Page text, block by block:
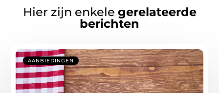
Hier zijn enkele gerelateerde
berichten
AANBIEDINGEN